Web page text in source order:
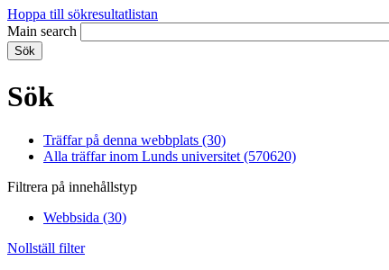
Hoppa till sökresultatlistan
Main search
Sök
Träffar på denna webbplats (30)
Alla träffar inom Lunds universitet (570620)
Filtrera på innehållstyp
Webbsida (30)
Nollställ filter